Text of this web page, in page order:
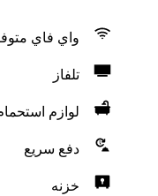
واي فاي
تلفاز
لوازم
دفع سريع
خزنه